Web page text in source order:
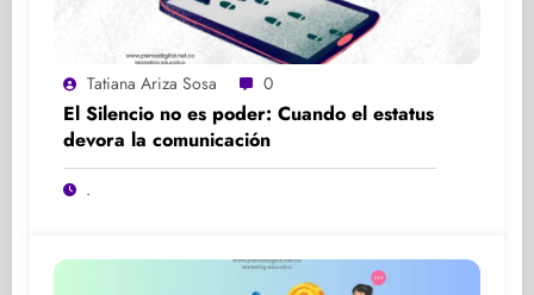
Tatiana Ariza Sosa 0
El Silencio no es poder: Cuando el estatus
devora la comunicación
.